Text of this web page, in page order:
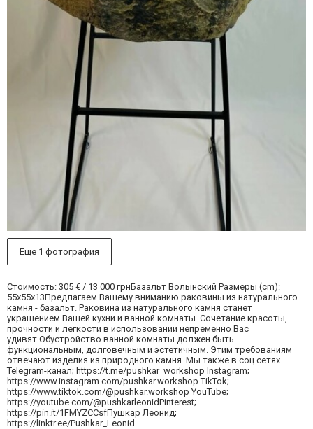
Еще 1 фотография
Стоимость: 305 € / 13 000 грнБазальт Волынский Размеры (cm):
55х55х13Предлагаем Вашему вниманию раковины из натурального
камня - базальт. Раковина из натурального камня станет
украшением Вашей кухни и ванной комнаты. Сочетание красоты,
прочности и легкости в использовании непременно Вас
удивят.Обустройство ванной комнаты должен быть
функциональным, долговечным и эстетичным. Этим требованиям
отвечают изделия из природного камня. Мы также в соц.сетях
Telegram-канал; https://t.me/pushkar_workshop Instagram;
https://www.instagram.com/pushkar.workshop TikTok;
https://www.tiktok.com/@pushkar.workshop YouTube;
https://youtube.com/@pushkarleonidPinterest;
https://pin.it/1FMYZCCsfПушкар Леонид;
https://linktr.ee/Pushkar_Leonid